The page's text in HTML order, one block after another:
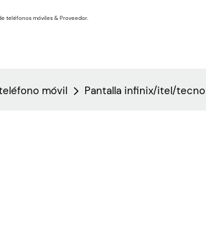
teléfonos móviles & Proveedor.
móvil Pantalla infinix/itel/tecno